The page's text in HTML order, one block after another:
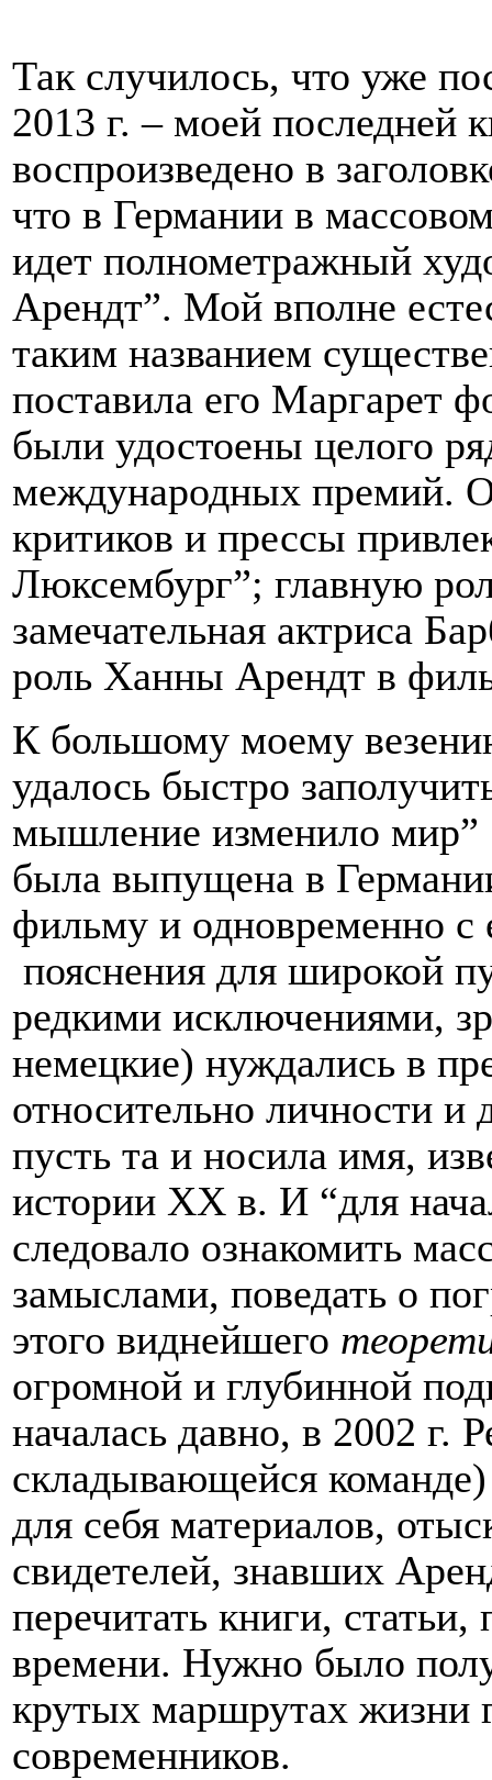
Так случилось, что уже
2013 г. – моей последней
воспроизведено в
что в Германии в
идет полнометражный
Арендт”. Мой вполне
таким названием
поставила его Маргарет
были удостоены целого
международных премий.
критиков и прессы
Люксембург”; главную
замечательная актриса
роль Ханны Арендт в
К большому моему
удалось быстро
мышление изменило мир”
была выпущена в
фильму и одновременно с
пояснения для широкой
редкими исключениями,
немецкие) нуждались в
относительно личности и
пусть та и носила имя,
истории XX в. И “для
следовало ознакомить
замыслами, поведать о
этого виднейшего
огромной и глубинной
началась давно, в 2002 г.
складывающейся
для себя материалов,
свидетелей, знавших
перечитать книги,
времени. Нужно было
крутых маршрутах жизни
современников.